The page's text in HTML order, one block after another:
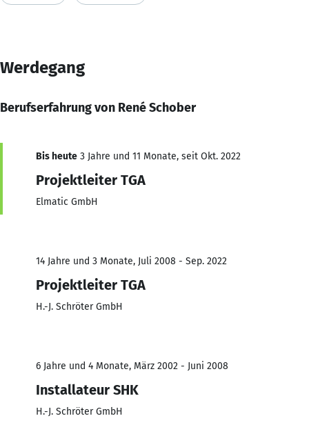
Werdegang
Berufserfahrung von René Schober
Bis heute 3 Jahre und 11 Monate, seit Okt. 2022
Projektleiter TGA
Elmatic GmbH
14 Jahre und 3 Monate, Juli 2008 - Sep. 2022
Projektleiter TGA
H.-J. Schröter GmbH
6 Jahre und 4 Monate, März 2002 - Juni 2008
Installateur SHK
H.-J. Schröter GmbH